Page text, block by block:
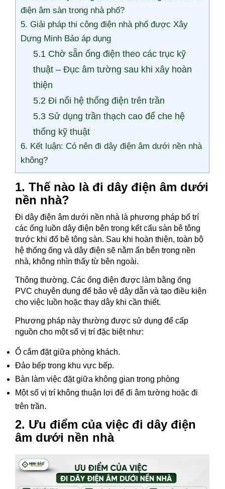
điện âm sàn trong nhà phố?
5. Giải pháp thi công điện nhà phố được Xây
Dựng Minh Bảo áp dụng
5.1 Chờ sẵn ống điện theo các trục kỹ
thuật – Đục âm tường sau khi xây hoàn
thiện
5.2 Đi nổi hệ thống điện trên trần
5.3 Sử dụng trần thạch cao để che hệ
thống kỹ thuật
6. Kết luận: Có nên đi dây điện âm dưới nền nhà
không?
1. Thế nào là đi dây điện âm dưới
nền nhà?
Đi dây điện âm dưới nền nhà là phương pháp bố trí
các ống luồn dây điện bên trong kết cấu sàn bê tông
trước khi đổ bê tông sàn. Sau khi hoàn thiện, toàn bộ
hệ thống ống và dây điện sẽ nằm ẩn bên trong nền
nhà, không nhìn thấy từ bên ngoài.
Thông thường. Các ống điện được làm bằng ống
PVC chuyên dụng để bảo vệ dây dẫn và tạo điều kiện
cho việc luồn hoặc thay dây khi cần thiết.
Phương pháp này thường được sử dụng để cấp
nguồn cho một số vị trí đặc biệt như:
Ổ cắm đặt giữa phòng khách.
Đảo bếp trong khu vực bếp.
Bàn làm việc đặt giữa không gian trong phòng
Một số vị trí không thuận lợi để đi âm tường hoặc đi
trên trần.
2. Ưu điểm của việc đi dây điện
âm dưới nền nhà